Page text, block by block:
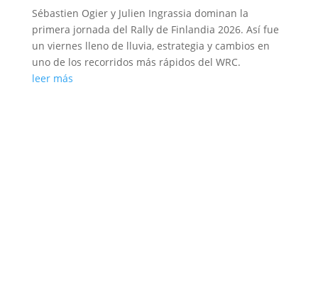
Sébastien Ogier y Julien Ingrassia dominan la
primera jornada del Rally de Finlandia 2026. Así fue
un viernes lleno de lluvia, estrategia y cambios en
uno de los recorridos más rápidos del WRC.
leer más